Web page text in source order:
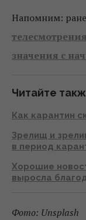
Напомним:
значения с
Читайте
Как карантин
Зрелищ и
в период
Хорошие
выросла
Фото: Unsplash